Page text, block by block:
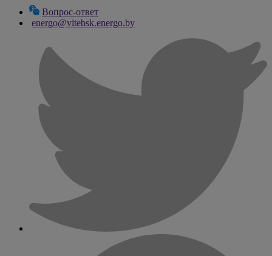
Вопрос-ответ
energo@vitebsk.energo.by